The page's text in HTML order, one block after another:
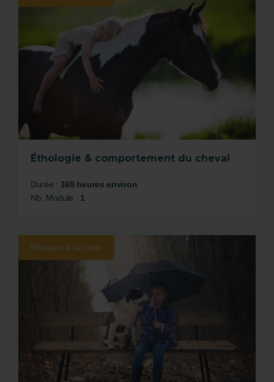
Éthologie & comportement du cheval
Durée : 168 heures environ
Nb. Module : 1
Modules à la carte